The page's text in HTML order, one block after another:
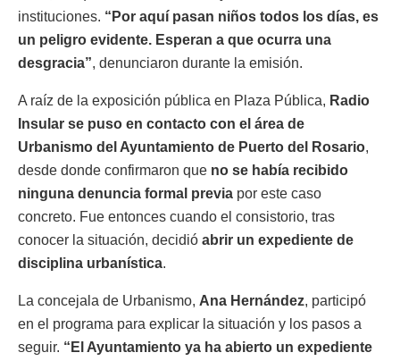
instituciones. “Por aquí pasan niños todos los días, es
un peligro evidente. Esperan a que ocurra una
desgracia”, denunciaron durante la emisión.
A raíz de la exposición pública en Plaza Pública, Radio
Insular se puso en contacto con el área de
Urbanismo del Ayuntamiento de Puerto del Rosario,
desde donde confirmaron que no se había recibido
ninguna denuncia formal previa por este caso
concreto. Fue entonces cuando el consistorio, tras
conocer la situación, decidió abrir un expediente de
disciplina urbanística.
La concejala de Urbanismo, Ana Hernández, participó
en el programa para explicar la situación y los pasos a
seguir. “El Ayuntamiento ya ha abierto un expediente